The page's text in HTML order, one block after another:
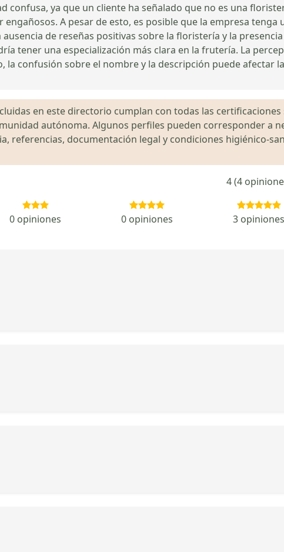
confusa, ya que un cliente ha señalado que no es una
A pesar de esto, es posible que la empresa tenga
de reseñas positivas sobre la floristería y la
tener una especialización más clara en la frutería. La
la confusión sobre el nombre y la descripción puede afectar
en este directorio cumplan con todas las certificaciones
autónoma. Algunos perfiles pueden corresponder a
referencias, documentación legal y condiciones higiénico-
4 (4
0 opiniones 0 opiniones 3 opiniones